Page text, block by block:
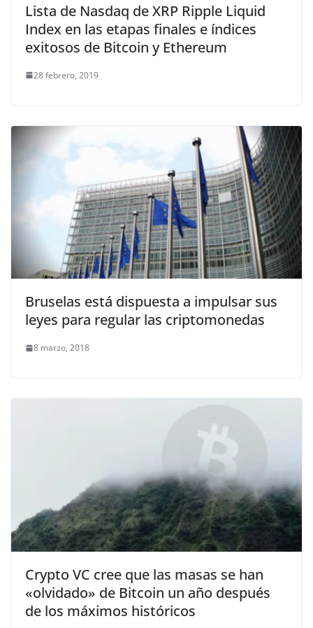
Lista de Nasdaq de XRP Ripple Liquid
Index en las etapas finales e índices
exitosos de Bitcoin y Ethereum
28 febrero, 2019
Bruselas está dispuesta a impulsar sus
leyes para regular las criptomonedas
8 marzo, 2018
Crypto VC cree que las masas se han
«olvidado» de Bitcoin un año después
de los máximos históricos